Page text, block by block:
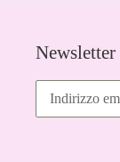
Newsletter